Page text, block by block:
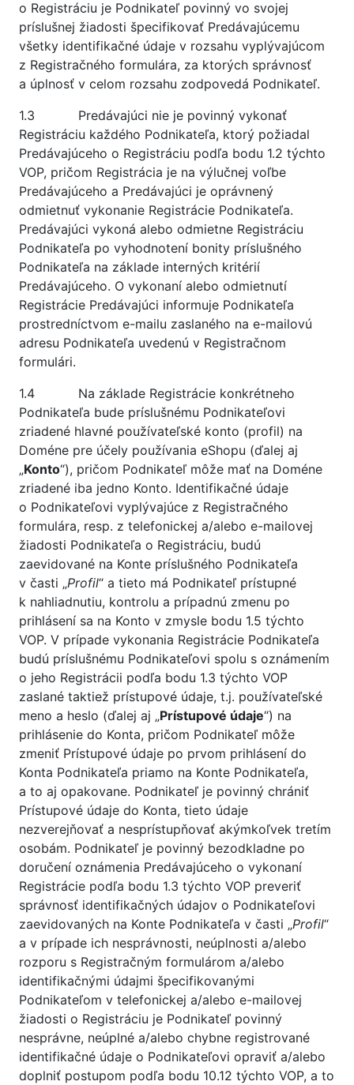
o Registráciu je Podnikateľ povinný vo svojej
príslušnej žiadosti špecifikovať Predávajúcemu
všetky identifikačné údaje v rozsahu vyplývajúcom
z Registračného formulára, za ktorých správnosť
a úplnosť v celom rozsahu zodpovedá Podnikateľ.
1.3 Predávajúci nie je povinný vykonať
Registráciu každého Podnikateľa, ktorý požiadal
Predávajúceho o Registráciu podľa bodu 1.2 týchto
VOP, pričom Registrácia je na výlučnej voľbe
Predávajúceho a Predávajúci je oprávnený
odmietnuť vykonanie Registrácie Podnikateľa.
Predávajúci vykoná alebo odmietne Registráciu
Podnikateľa po vyhodnotení bonity príslušného
Podnikateľa na základe interných kritérií
Predávajúceho. O vykonaní alebo odmietnutí
Registrácie Predávajúci informuje Podnikateľa
prostredníctvom e-mailu zaslaného na e-mailovú
adresu Podnikateľa uvedenú v Registračnom
formulári.
1.4 Na základe Registrácie konkrétneho
Podnikateľa bude príslušnému Podnikateľovi
zriadené hlavné používateľské konto (profil) na
Doméne pre účely používania eShopu (ďalej aj
„Konto“), pričom Podnikateľ môže mať na Doméne
zriadené iba jedno Konto. Identifikačné údaje
o Podnikateľovi vyplývajúce z Registračného
formulára, resp. z telefonickej a/alebo e-mailovej
žiadosti Podnikateľa o Registráciu, budú
zaevidované na Konte príslušného Podnikateľa
v časti „Profil“ a tieto má Podnikateľ prístupné
k nahliadnutiu, kontrolu a prípadnú zmenu po
prihlásení sa na Konto v zmysle bodu 1.5 týchto
VOP. V prípade vykonania Registrácie Podnikateľa
budú príslušnému Podnikateľovi spolu s oznámením
o jeho Registrácii podľa bodu 1.3 týchto VOP
zaslané taktiež prístupové údaje, t.j. používateľské
meno a heslo (ďalej aj „Prístupové údaje“) na
prihlásenie do Konta, pričom Podnikateľ môže
zmeniť Prístupové údaje po prvom prihlásení do
Konta Podnikateľa priamo na Konte Podnikateľa,
a to aj opakovane. Podnikateľ je povinný chrániť
Prístupové údaje do Konta, tieto údaje
nezverejňovať a nesprístupňovať akýmkoľvek tretím
osobám. Podnikateľ je povinný bezodkladne po
doručení oznámenia Predávajúceho o vykonaní
Registrácie podľa bodu 1.3 týchto VOP preveriť
správnosť identifikačných údajov o Podnikateľovi
zaevidovaných na Konte Podnikateľa v časti „Profil“
a v prípade ich nesprávnosti, neúplnosti a/alebo
rozporu s Registračným formulárom a/alebo
identifikačnými údajmi špecifikovanými
Podnikateľom v telefonickej a/alebo e-mailovej
žiadosti o Registráciu je Podnikateľ povinný
nesprávne, neúplné a/alebo chybne registrované
identifikačné údaje o Podnikateľovi opraviť a/alebo
doplniť postupom podľa bodu 10.12 týchto VOP, a to